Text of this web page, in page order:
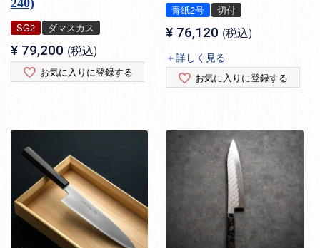
240)
SG2 ダマスカス
¥ 79,200 税込
お気に入りに登録する
青紙2号 切付
¥ 76,120 税込
＋詳しく見る
お気に入りに登録する